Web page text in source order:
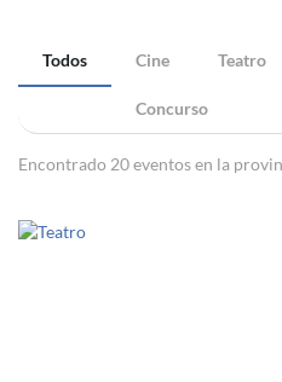
Todos Cine Teatro
Concurso
Encontrado 20 eventos en la